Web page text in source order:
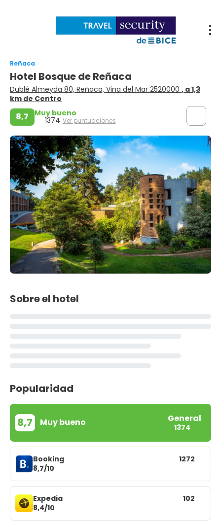
Reñaca
Hotel Bosque de Reñaca
Dublé Almeyda 80, Reñaca, Vina del Mar 2520000 , a 1,3
km de Centro
8,7 Muy bueno
1374 Ver puntuaciones
Sobre el hotel
Popularidad
8,7 Muy bueno General
1374
Booking
8,7/10
1272
Expedia
8,4/10
102